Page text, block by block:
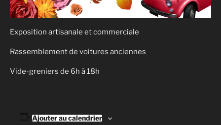
Exposition artisanale et commerciale
Rassemblement de voitures anciennes
Vide-greniers de 6h à 18h
Ajouter au calendrier